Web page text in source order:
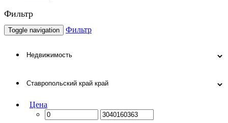
Фильтр
Toggle navigation Фильтр
Цена